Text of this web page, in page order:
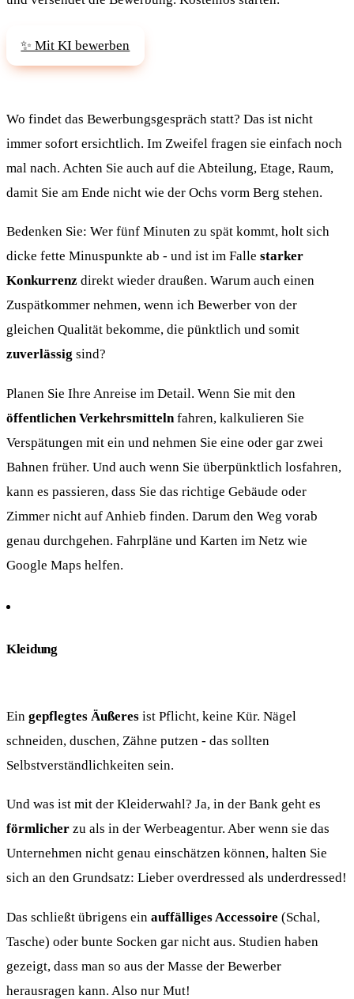
✨ Mit KI bewerben
Wo findet das Bewerbungsgespräch statt? Das ist nicht
immer sofort ersichtlich. Im Zweifel fragen sie einfach noch
mal nach. Achten Sie auch auf die Abteilung, Etage, Raum,
damit Sie am Ende nicht wie der Ochs vorm Berg stehen.
Bedenken Sie: Wer fünf Minuten zu spät kommt, holt sich
dicke fette Minuspunkte ab - und ist im Falle starker
Konkurrenz direkt wieder draußen. Warum auch einen
Zuspätkommer nehmen, wenn ich Bewerber von der
gleichen Qualität bekomme, die pünktlich und somit
zuverlässig sind?
Planen Sie Ihre Anreise im Detail. Wenn Sie mit den
öffentlichen Verkehrsmitteln fahren, kalkulieren Sie
Verspätungen mit ein und nehmen Sie eine oder gar zwei
Bahnen früher. Und auch wenn Sie überpünktlich losfahren,
kann es passieren, dass Sie das richtige Gebäude oder
Zimmer nicht auf Anhieb finden. Darum den Weg vorab
genau durchgehen. Fahrpläne und Karten im Netz wie
Google Maps helfen.
Kleidung
Ein gepflegtes Äußeres ist Pflicht, keine Kür. Nägel
schneiden, duschen, Zähne putzen - das sollten
Selbstverständlichkeiten sein.
Und was ist mit der Kleiderwahl? Ja, in der Bank geht es
förmlicher zu als in der Werbeagentur. Aber wenn sie das
Unternehmen nicht genau einschätzen können, halten Sie
sich an den Grundsatz: Lieber overdressed als underdressed!
Das schließt übrigens ein auffälliges Accessoire (Schal,
Tasche) oder bunte Socken gar nicht aus. Studien haben
gezeigt, dass man so aus der Masse der Bewerber
herausragen kann. Also nur Mut!